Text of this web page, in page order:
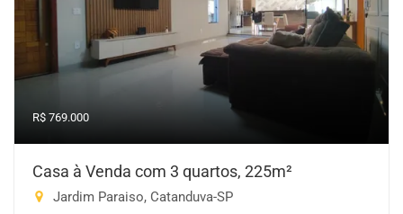
R$ 769.000
Casa à Venda com 3 quartos, 225m²
Jardim Paraiso, Catanduva-SP